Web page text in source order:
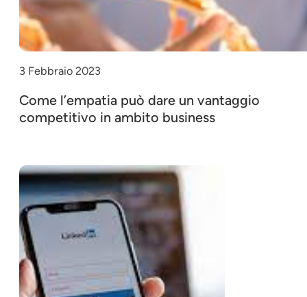
3 Febbraio 2023
Come l’empatia può dare un vantaggio
competitivo in ambito business